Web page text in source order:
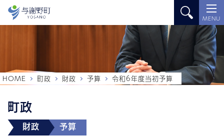
MENU
町政
財政 予算
HOME 町政 財政 予算 令和6年度当初予算